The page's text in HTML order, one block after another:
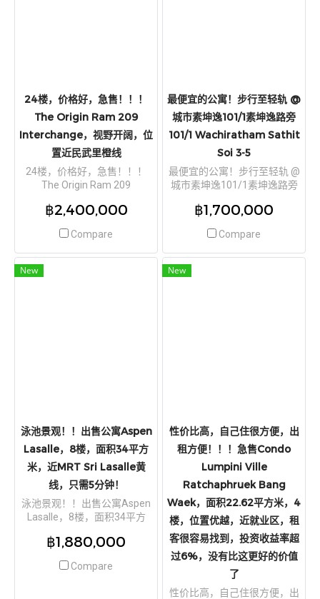
24楼，价格好，急售！！！
The Origin Ram 209
Interchange，视野开阔，位
置近民武里橙线
24楼，价格好，急售！！！
The Origin Ram 209
近民武里橙线
฿2,400,000
Compare
最便宜的公寓！步行至轻轨 @
城市素坤逸101/1素坤逸路旁
101/1 Wachiratham Sathit
Soi 3-5
最便宜的公寓！步行至轻轨 @
城市素坤逸101/1素坤逸路旁
Soi 3-5
฿1,700,000
Compare
New
泳池景观！！出售公寓Aspen
Lasalle，8楼，面积34平方
米，近MRT Sri Lasalle黄
线，只需5分钟！
泳池景观！！出售公寓Aspen
Lasalle，8楼，面积34平方
只需5分钟！
฿1,880,000
Compare
New
性价比高，自己住很方便，出
租方便！！！急售Condo
Lumpini Ville
Ratchaphruek Bang
Waek，面积22.62平方米，4
楼，位置优越，近就业区，租
客很容易找到，投资收益率超
过6%，没有比这更好的价值
了
性价比高，自己住很方便，出